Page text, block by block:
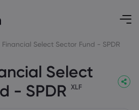
Financial Select Sector Fund - SPDR
Select
- SPDR XLF